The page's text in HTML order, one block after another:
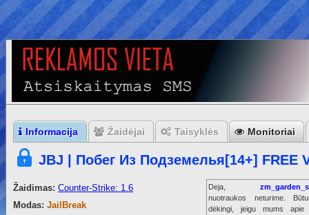
Informacija Žaidėjai Taisyklės Monitoriai
JBJ | Побег Из Подземелья[14+] FREE
Žaidimas: Counter-Strike: 1.6
Modas: JailBreak
Deja,
nuotraukos neturime.
dėkingi, jeigu mums apie